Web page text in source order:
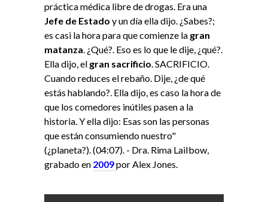
práctica médica libre de drogas. Era una
Jefe de Estado y un día ella dijo. ¿Sabes?;
es casi la hora para que comienze la gran
matanza. ¿Qué?. Eso es lo que le dije, ¿qué?.
Ella dijo, el gran sacrificio. SACRIFICIO.
Cuando reduces el rebaño. Dije, ¿de qué
estás hablando?. Ella dijo, es caso la hora de
que los comedores inútiles pasen a la
historia. Y ella dijo: Esas son las personas
que están consumiendo nuestro"
(¿planeta?). (04:07). - Dra. Rima LaiIbow,
grabado en 2009por Alex Jones.